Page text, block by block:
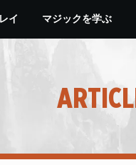
イ マジックを学ぶ